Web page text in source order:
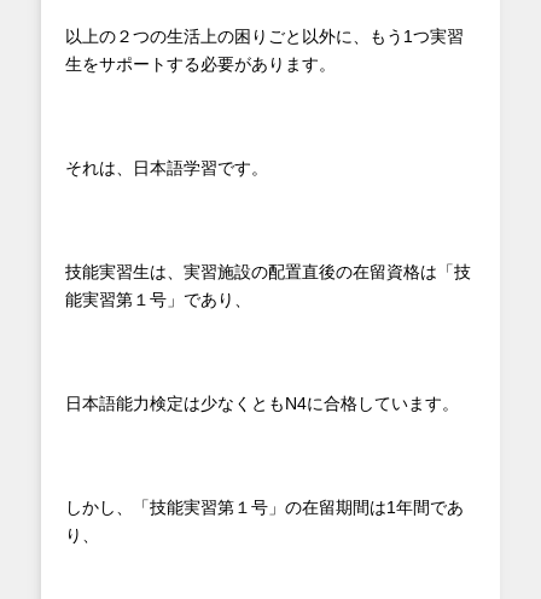
以上の２つの生活上の困りごと以外に、もう1つ実習
生をサポートする必要があります。
それは、日本語学習です。
技能実習生は、実習施設の配置直後の在留資格は「技
能実習第１号」であり、
日本語能力検定は少なくともN4に合格しています。
しかし、「技能実習第１号」の在留期間は1年間であ
り、